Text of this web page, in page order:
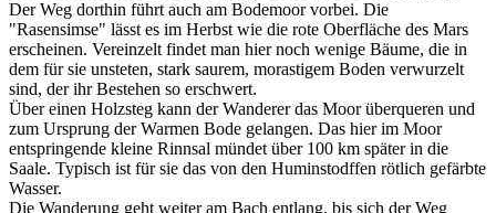
Der Weg dorthin führt auch am Bodemoor vorbei. Die
"Rasensimse" lässt es im Herbst wie die rote Oberfläche des Mars
erscheinen. Vereinzelt findet man hier noch wenige Bäume, die in
dem für sie unsteten, stark saurem, morastigem Boden verwurzelt
sind, der ihr Bestehen so erschwert.
Über einen Holzsteg kann der Wanderer das Moor überqueren und
zum Ursprung der Warmen Bode gelangen. Das hier im Moor
entspringende kleine Rinnsal mündet über 100 km später in die
Saale. Typisch ist für sie das von den Huminstodffen rötlich gefärbte
Wasser.
Die Wanderung geht weiter am Bach entlang, bis sich der Weg